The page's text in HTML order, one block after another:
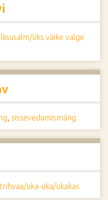
liisusalm/üks väike valge
, sissevedamismäng
trihvaa/uka-uka/ukakas